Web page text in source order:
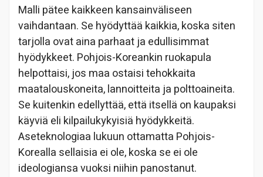
Malli pätee kaikkeen kansainväliseen
vaihdantaan. Se hyödyttää kaikkia, koska siten
tarjolla ovat aina parhaat ja edullisimmat
hyödykkeet. Pohjois-Koreankin ruokapula
helpottaisi, jos maa ostaisi tehokkaita
maatalouskoneita, lannoitteita ja polttoaineita.
Se kuitenkin edellyttää, että itsellä on kaupaksi
käyviä eli kilpailukykyisiä hyödykkeitä.
Aseteknologiaa lukuun ottamatta Pohjois-
Korealla sellaisia ei ole, koska se ei ole
ideologiansa vuoksi niihin panostanut.